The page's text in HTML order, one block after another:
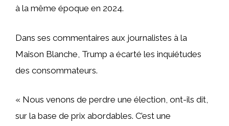
à la même époque en 2024.
Dans ses commentaires aux journalistes à la
Maison Blanche, Trump a écarté les inquiétudes
des consommateurs.
« Nous venons de perdre une élection, ont-ils dit,
sur la base de prix abordables. C’est une